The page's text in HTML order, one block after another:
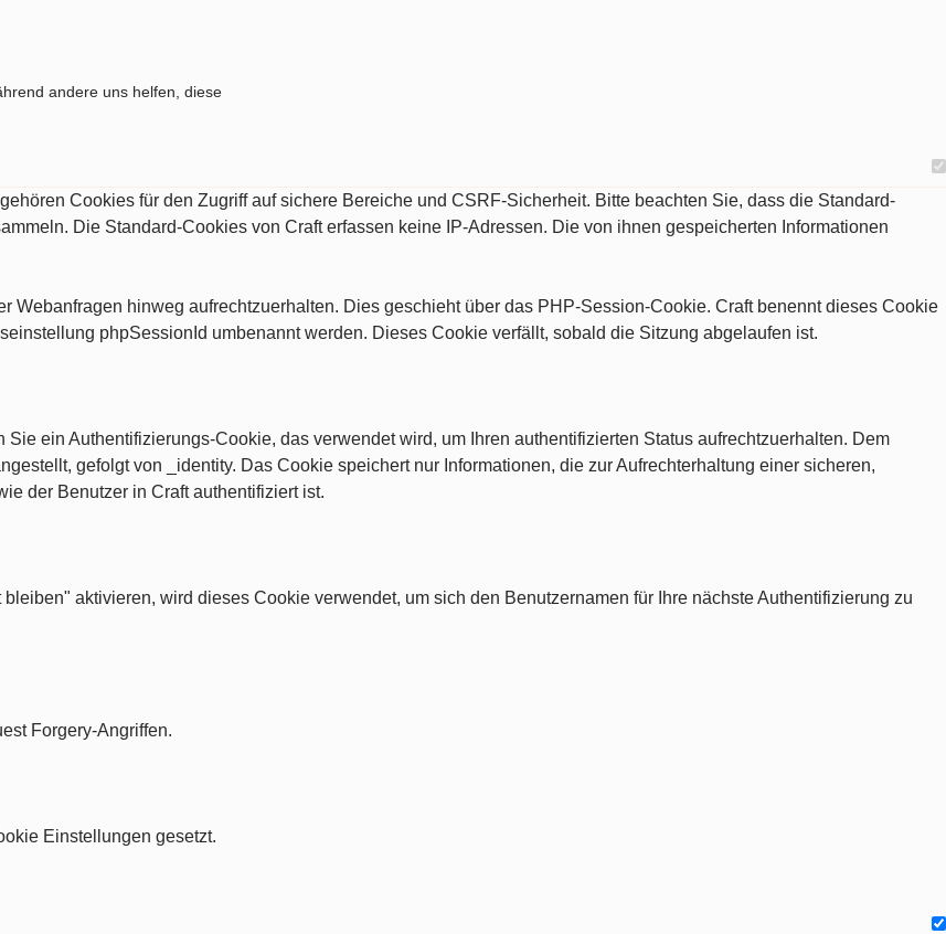
andere uns helfen, diese
Cookies für den Zugriff auf sichere Bereiche und CSRF-Sicherheit. Bitte beachten Sie, dass die Standard-
Die Standard-Cookies von Craft erfassen keine IP-Adressen. Die von ihnen gespeicherten Informationen
Webanfragen hinweg aufrechtzuerhalten. Dies geschieht über das PHP-Session-Cookie. Craft benennt dieses Cookie
phpSessionId umbenannt werden. Dieses Cookie verfällt, sobald die Sitzung abgelaufen ist.
ein Authentifizierungs-Cookie, das verwendet wird, um Ihren authentifizierten Status aufrechtzuerhalten. Dem
gefolgt von _identity. Das Cookie speichert nur Informationen, die zur Aufrechterhaltung einer sicheren,
der Benutzer in Craft authentifiziert ist.
aktivieren, wird dieses Cookie verwendet, um sich den Benutzernamen für Ihre nächste Authentifizierung zu
Forgery-Angriffen.
Einstellungen gesetzt.